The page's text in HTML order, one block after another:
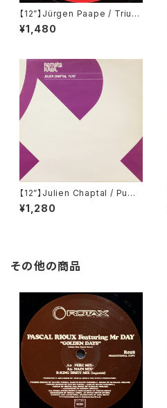
【12”】Jürgen Paape / Trium
ph (Kompakt) (KOM 1)
¥1,480
【12”】Julien Chaptal / Pump
(Remote Area) (Remote02
5)
¥1,280
その他の商品